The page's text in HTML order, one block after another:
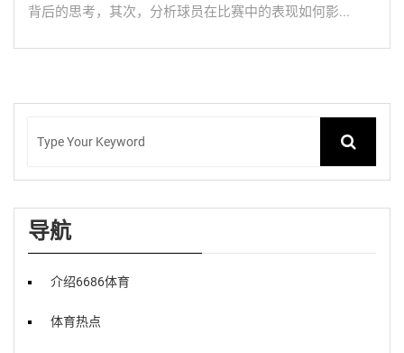
背后的思考，其次，分析球员在比赛中的表现如何影...
导航
介绍6686体育
体育热点